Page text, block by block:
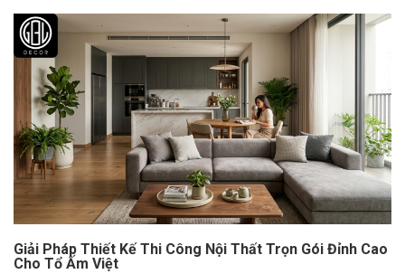
Giải Pháp Thiết Kế Thi Công Nội Thất Trọn Gói Đỉnh Cao
Cho Tổ Ấm Việt